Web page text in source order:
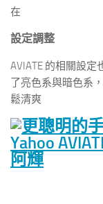
在
設定調整
AVIATE 的相關設
了亮色系與暗色系
鬆清爽